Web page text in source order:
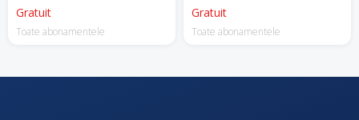
Gratuit
Toate abonamentele
Gratuit
Toate abonamentele